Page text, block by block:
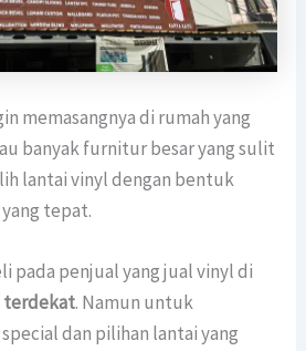
memasangnya di rumah yang
banyak furnitur besar yang sulit
lantai vinyl dengan bentuk
tepat.
pada penjual yang jual vinyl di
terdekat. Namun untuk
dan pilihan lantai yang